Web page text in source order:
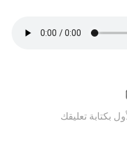
بكتابة تعليقك